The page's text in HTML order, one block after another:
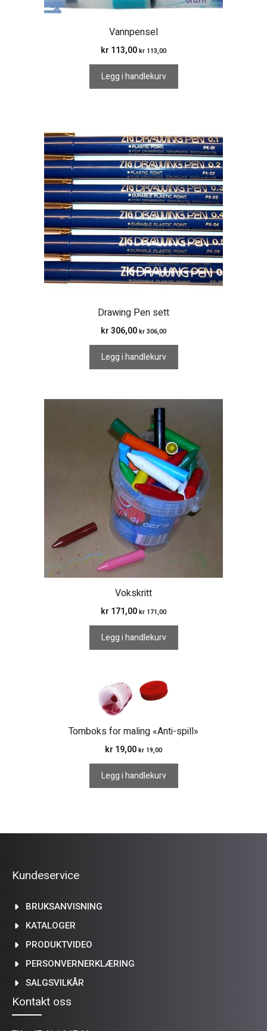
Vannpensel
kr 113,00 kr 113,00
Legg i handlekurv
Drawing Pen sett
kr 306,00 kr 306,00
Legg i handlekurv
Vokskritt
kr 171,00 kr 171,00
Legg i handlekurv
Tomboks for maling «Anti-spill»
kr 19,00 kr 19,00
Legg i handlekurv
Kundeservice
BRUKSANVISNING
KATALOGER
PRODUKTVIDEO
PERSONVERNERKLÆRING
SALGSVILKÅR
Kontakt oss